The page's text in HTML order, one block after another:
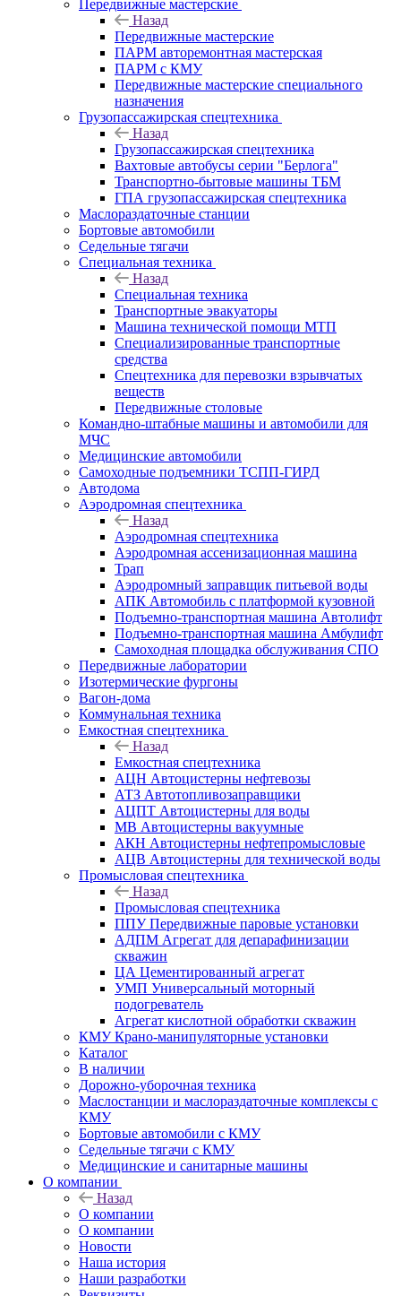
Передвижные мастерские
Назад
Передвижные мастерские
ПАРМ авторемонтная мастерская
ПАРМ с КМУ
Передвижные мастерские специального
назначения
Грузопассажирская спецтехника
Назад
Грузопассажирская спецтехника
Вахтовые автобусы серии "Берлога"
Транспортно-бытовые машины ТБМ
ГПА грузопассажирская спецтехника
Маслораздаточные станции
Бортовые автомобили
Седельные тягачи
Специальная техника
Назад
Специальная техника
Транспортные эвакуаторы
Машина технической помощи МТП
Специализированные транспортные
средства
Спецтехника для перевозки взрывчатых
веществ
Передвижные столовые
Командно-штабные машины и автомобили для
МЧС
Медицинские автомобили
Самоходные подъемники ТСПП-ГИРД
Автодома
Аэродромная спецтехника
Назад
Аэродромная спецтехника
Аэродромная ассенизационная машина
Трап
Аэродромный заправщик питьевой воды
АПК Автомобиль с платформой кузовной
Подъемно-транспортная машина Автолифт
Подъемно-транспортная машина Амбулифт
Самоходная площадка обслуживания СПО
Передвижные лаборатории
Изотермические фургоны
Вагон-дома
Коммунальная техника
Емкостная спецтехника
Назад
Емкостная спецтехника
АЦН Автоцистерны нефтевозы
АТЗ Автотопливозаправщики
АЦПТ Автоцистерны для воды
МВ Автоцистерны вакуумные
АКН Автоцистерны нефтепромысловые
АЦВ Автоцистерны для технической воды
Промысловая спецтехника
Назад
Промысловая спецтехника
ППУ Передвижные паровые установки
АДПМ Агрегат для депарафинизации
скважин
ЦА Цементированный агрегат
УМП Универсальный моторный
подогреватель
Агрегат кислотной обработки скважин
КМУ Крано-манипуляторные установки
Каталог
В наличии
Дорожно-уборочная техника
Маслостанции и маслораздаточные комплексы с
КМУ
Бортовые автомобили с КМУ
Седельные тягачи с КМУ
Медицинские и санитарные машины
О компании
Назад
О компании
О компании
Новости
Наша история
Наши разработки